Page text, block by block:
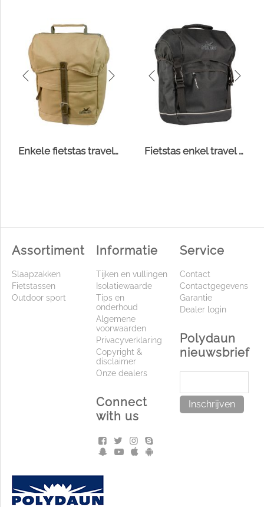
Enkele fietstas travel canvas Fietstas enkel travel zwart 20l
Assortiment
Slaapzakken
Fietstassen
Outdoor sport
Informatie
Tijken en vullingen
Isolatiewaarde
Tips en
onderhoud
Algemene
voorwaarden
Privacyverklaring
Copyright &
disclaimer
Onze dealers
Connect
with us
Service
Contact
Contactgegevens
Garantie
Dealer login
Polydaun
nieuwsbrief
Inschrijven